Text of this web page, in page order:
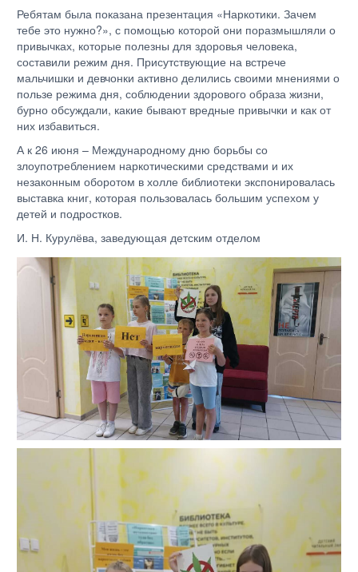
Ребятам была показана презентация «Наркотики. Зачем
тебе это нужно?», с помощью которой они поразмышляли о
привычках, которые полезны для здоровья человека,
составили режим дня. Присутствующие на встрече
мальчишки и девчонки активно делились своими мнениями о
пользе режима дня, соблюдении здорового образа жизни,
бурно обсуждали, какие бывают вредные привычки и как от
них избавиться.
А к 26 июня – Международному дню борьбы со
злоупотреблением наркотическими средствами и их
незаконным оборотом в холле библиотеки экспонировалась
выставка книг, которая пользовалась большим успехом у
детей и подростков.
И. Н. Курулёва, заведующая детским отделом